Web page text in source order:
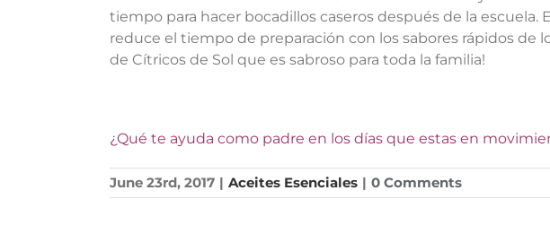
tiempo para hacer bocadillos caseros después de la
reduce el tiempo de preparación con los sabores rápidos de
de Cítricos de Sol que es sabroso para toda la familia!
¿Qué te ayuda como padre en los días que estas en
June 23rd, 2017 | Aceites Esenciales | 0 Comments